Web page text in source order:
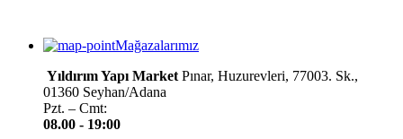
Mağazalarımız
Yıldırım Yapı Market Pınar, Huzurevleri, 77003. Sk.,
01360 Seyhan/Adana
Pzt. – Cmt:
08.00 - 19:00